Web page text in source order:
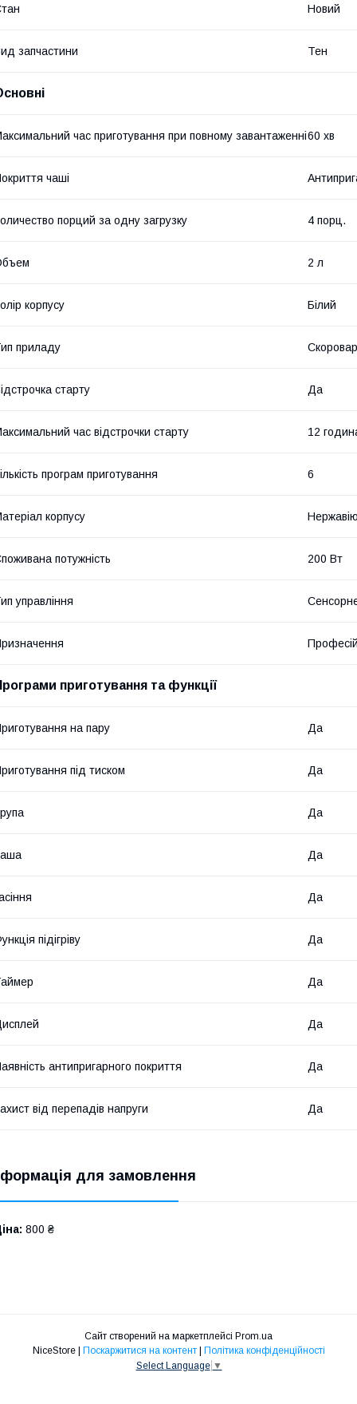
Новий
запчастини Тен
час приготування при повному завантаженні60 хв
чаші
порций за одну загрузку 4 порц.
2 л
корпусу Білий
приладу
старту Да
час відстрочки старту 12
програм приготування 6
корпусу
потужність 200 Вт
управління
приготування та функції
на пару Да
під тиском Да
Да
Да
Да
підігріву Да
Да
Да
антипригарного покриття Да
від перепадів напруги Да
для замовлення
800 ₴
Сайт створений на маркетплейсі Prom.ua
Поскаржитися на контент
Політика конфіденційності
Select Language ▼